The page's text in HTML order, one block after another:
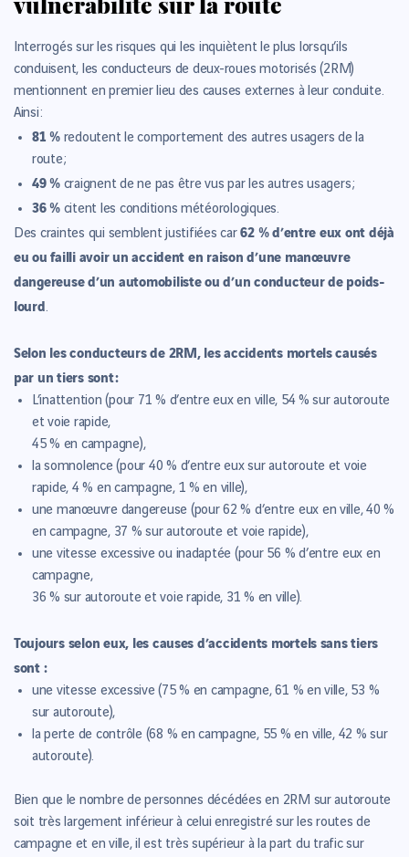
Interrogés sur les risques qui les inquiètent le plus lorsqu’ils
conduisent, les conducteurs de deux-roues motorisés (2RM)
mentionnent en premier lieu des causes externes à leur conduite.
Ainsi :
81 %redoutent le comportement des autres usagers de la
route ;
49 %craignent de ne pas être vus par les autres usagers ;
36 %citent les conditions météorologiques.
Des craintes qui semblent justifiées car62 % d’entre eux ont déjà
eu ou failli avoir un accident en raison d’une manœuvre
dangereuse d’un automobiliste ou d’un conducteur de poids-
lourd.
Selon les conducteurs de 2RM, les accidents mortels causés
par un tiers sont :
L’inattention (pour 71 % d’entre eux en ville, 54 % sur autoroute
et voie rapide,
45 % en campagne),
la somnolence (pour 40 % d’entre eux sur autoroute et voie
rapide, 4 % en campagne, 1 % en ville),
une manœuvre dangereuse (pour 62 % d’entre eux en ville, 40 %
en campagne, 37 % sur autoroute et voie rapide),
une vitesse excessive ou inadaptée (pour 56 % d’entre eux en
campagne,
36 % sur autoroute et voie rapide, 31 % en ville).
Toujours selon eux, les causes d’accidents mortels sans tiers
sont :
une vitesse excessive (75 % en campagne, 61 % en ville, 53 %
sur autoroute),
la perte de contrôle (68 % en campagne, 55 % en ville, 42 % sur
autoroute).
Bien que le nombre de personnes décédées en 2RM sur autoroute
soit très largement inférieur à celui enregistré sur les routes de
campagne et en ville, il est très supérieur à la part du trafic sur